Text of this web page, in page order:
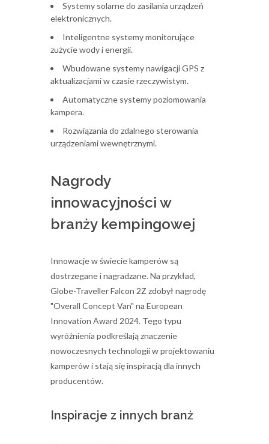
Systemy solarne do zasilania urządzeń
elektronicznych.
Inteligentne systemy monitorujące
zużycie wody i energii.
Wbudowane systemy nawigacji GPS z
aktualizacjami w czasie rzeczywistym.
Automatyczne systemy poziomowania
kampera.
Rozwiązania do zdalnego sterowania
urządzeniami wewnętrznymi.
Nagrody
innowacyjności w
branży kempingowej
Innowacje w świecie kamperów są
dostrzegane i nagradzane. Na przykład,
Globe-Traveller Falcon 2Z zdobył nagrodę
"Overall Concept Van" na European
Innovation Award 2024. Tego typu
wyróżnienia podkreślają znaczenie
nowoczesnych technologii w projektowaniu
kamperów i stają się inspiracją dla innych
producentów.
Inspiracje z innych branż